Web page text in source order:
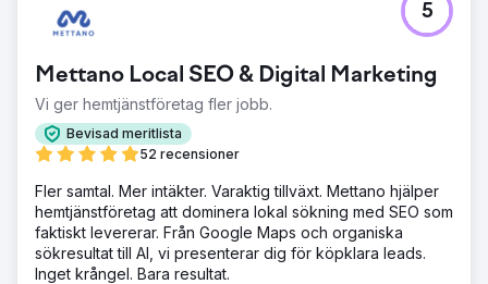
Mettano Local SEO & Digital Marketing
Vi ger hemtjänstföretag fler jobb.
Bevisad meritlista
52 recensioner
5
Fler samtal. Mer intäkter. Varaktig tillväxt. Mettano hjälper
hemtjänstföretag att dominera lokal sökning med SEO som
faktiskt levererar. Från Google Maps och organiska
sökresultat till AI, vi presenterar dig för köpklara leads.
Inget krångel. Bara resultat.